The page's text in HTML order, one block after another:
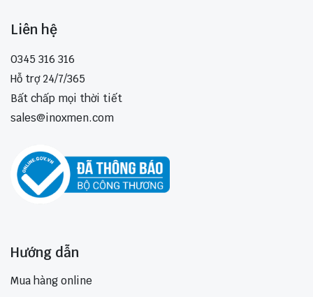
Liên hệ
0345 316 316
Hỗ trợ 24/7/365
Bất chấp mọi thời tiết
sales@inoxmen.com
Hướng dẫn
Mua hàng online